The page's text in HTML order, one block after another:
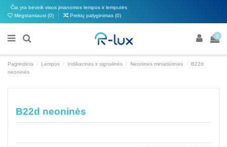
Čia yra beveik visos įmanomos lempos ir lemputės
Mėgstamiausi (0) Prekių palyginimas (0)
0
Pagrindinis Lempos Indikacinės ir signalinės Neoninės miniatiūrinės
B22d
neoninės
B22d neoninės